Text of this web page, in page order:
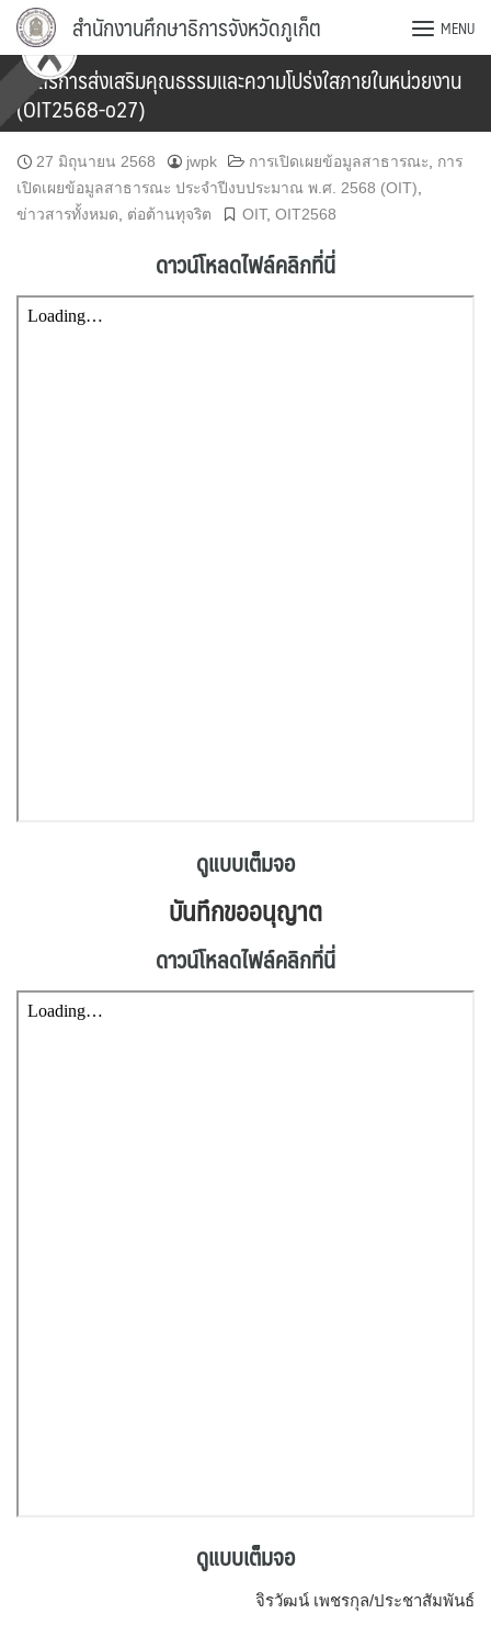
Skip
content
สำนักงานศึกษาธิการจังหวัดภูเก็ต MENU
มาตรการส่งเสริมคุณธรรมและความโปร่งใสภายในหน่วยงาน
(OIT2568-o27)
27 มิถุนายน 2568 jwpk การเปิดเผยข้อมูลสาธารณะ
การ
เปิดเผยข้อมูลสาธารณะ ประจำปีงบประมาณ พ.ศ. 2568 (OIT)
ข่าวสารทั้งหมด
ต่อต้านทุจริต OIT, OIT2568
ดาวน์โหลดไฟล์คลิกที่นี่
ดูแบบเต็มจอ
บันทึกขออนุญาต
ดาวน์โหลดไฟล์คลิกที่นี่
ดูแบบเต็มจอ
จิรวัฒน์ เพชรกุล/ประชาสัมพันธ์